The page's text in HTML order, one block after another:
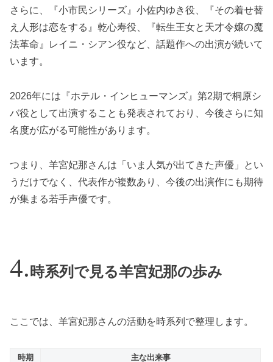
さらに、『小市民シリーズ』小佐内ゆき役、『その着せ替
え人形は恋をする』乾心寿役、『転生王女と天才令嬢の魔
法革命』レイニ・シアン役など、話題作への出演が続いて
います。
2026年には『ホテル・インヒューマンズ』第2期で桐原シ
バ役として出演することも発表されており、今後さらに知
名度が広がる可能性があります。
つまり、羊宮妃那さんは「いま人気が出てきた声優」とい
うだけでなく、代表作が複数あり、今後の出演作にも期待
が集まる若手声優です。
時系列で見る羊宮妃那の歩み
ここでは、羊宮妃那さんの活動を時系列で整理します。
時期 主な出来事